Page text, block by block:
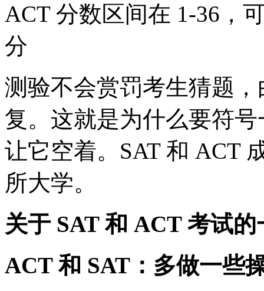
ACT 分数区间在 1-36，
分
测验不会赏罚考生猜题
复。这就是为什么要符
让它空着。SAT 和 ACT
所大学。
关于 SAT 和 ACT 考试
ACT 和 SAT：多做一些